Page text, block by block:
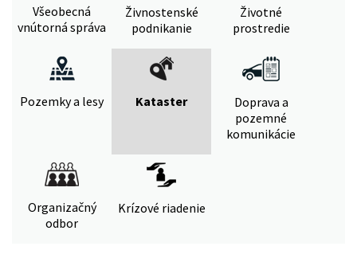
Všeobecná
vnútorná správa
Živnostenské
podnikanie
Životné
prostredie
Pozemky a lesy Kataster
Doprava a
pozemné
komunikácie
Organizačný
odbor
Krízové riadenie